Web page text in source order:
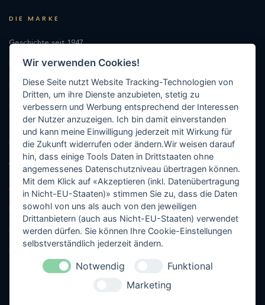
DIE MARKE
Geschichte seit 1947
Philosophie
Produktion
Kontakt
FÜR VERTRAGSHÄNDLER
Vertragshändler-Login
Als Vertragshändler registrieren
Media-Center
Händler-Support
Wir verwenden Cookies!
Diese Seite nutzt Website Tracking-Technologien von
Dritten, um ihre Dienste anzubieten, stetig zu
verbessern und Werbung entsprechend der Interessen
der Nutzer anzuzeigen. Ich bin damit einverstanden
und kann meine Einwilligung jederzeit mit Wirkung für
die Zukunft widerrufen oder ändern.Wir weisen darauf
hin, dass einige Tools Daten in Drittstaaten ohne
angemessenes Datenschutzniveau übertragen können.
Mit dem Klick auf «Akzeptieren (inkl. Datenübertragung
in Nicht-EU-Staaten)» stimmen Sie zu, dass die Daten
sowohl von uns als auch von den jeweiligen
Drittanbietern (auch aus Nicht-EU-Staaten) verwendet
werden dürfen. Sie können Ihre Cookie-Einstellungen
selbstverständlich jederzeit ändern.
Notwendig
Funktional
Marketing